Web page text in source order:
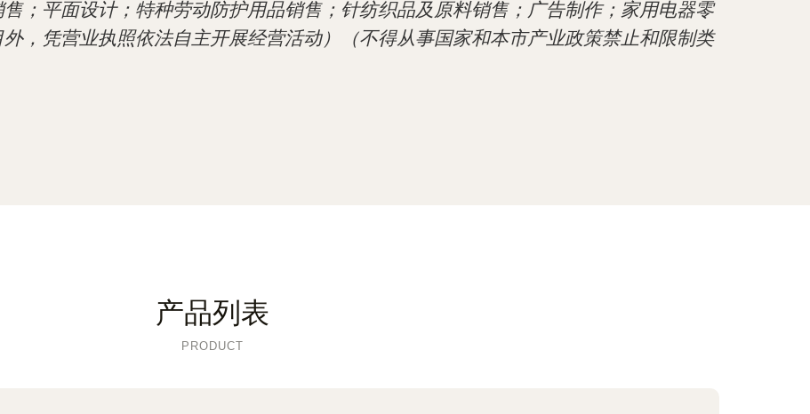
；平面设计；特种劳动防护用品销售；针纺织品及原料销售；广告制作；家用电器零
，凭营业执照依法自主开展经营活动）（不得从事国家和本市产业政策禁止和限制类
产品列表
PRODUCT